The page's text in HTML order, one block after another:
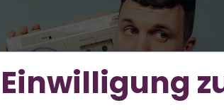
Einwilligung